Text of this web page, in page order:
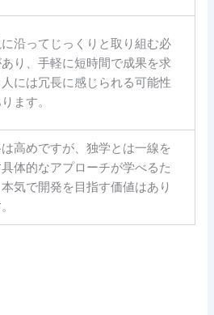
沿ってじっくりと取り組む必
り、手軽に短時間で成果を求
には冗長に感じられる可能性
ます。
高めですが、独学とは一線を
体的なアプローチが学べるた
気で開発を目指す価値はあり